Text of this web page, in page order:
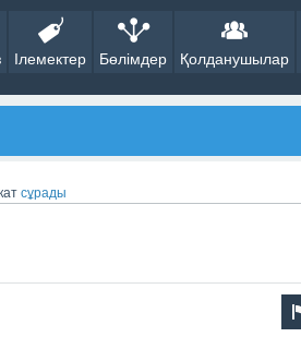
Ілемектер Бөлімдер Қолданушылар
сұрады